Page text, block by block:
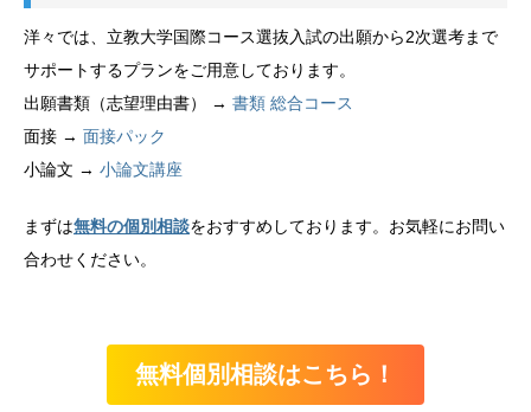
洋々では、立教大学国際コース選抜入試の出願から2次選考まで
サポートするプランをご用意しております。
出願書類（志望理由書） → 書類 総合コース
面接 → 面接パック
小論文 → 小論文講座
まずは無料の個別相談をおすすめしております。お気軽にお問い
合わせください。
無料個別相談はこちら！